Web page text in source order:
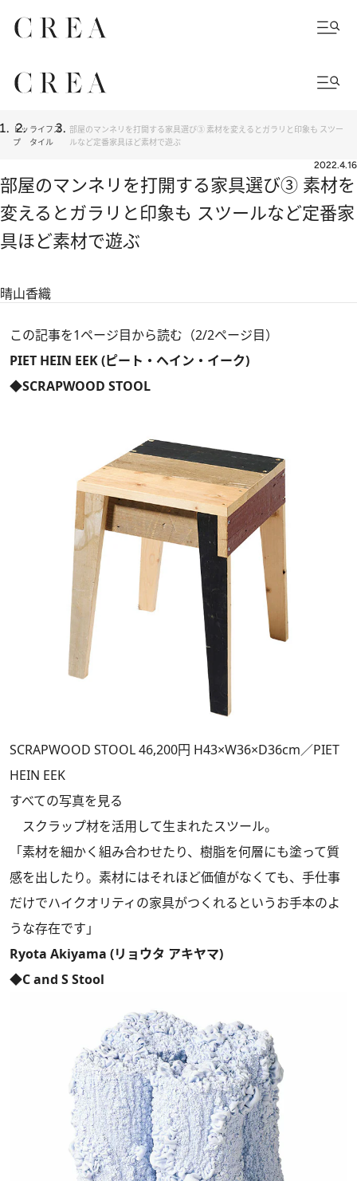
トッ
プ
ライフス
タイル
部屋のマンネリを打開する家具選び③ 素材を変えるとガラリと印象も スツー
ルなど定番家具ほど素材で遊ぶ
2022.4.16
部屋のマンネリを打開する家具選び③ 素材を
変えるとガラリと印象も スツールなど定番家
具ほど素材で遊ぶ
晴山香織
この記事を1ページ目から読む（2/2ページ目）
PIET HEIN EEK (ピート・ヘイン・イーク)
◆SCRAPWOOD STOOL
SCRAPWOOD STOOL 46,200円 H43×W36×D36cm／PIET
HEIN EEK
すべての写真を見る
スクラップ材を活用して生まれたスツール。
「素材を細かく組み合わせたり、樹脂を何層にも塗って質
感を出したり。素材にはそれほど価値がなくても、手仕事
だけでハイクオリティの家具がつくれるというお手本のよ
うな存在です」
Ryota Akiyama (リョウタ アキヤマ)
◆C and S Stool